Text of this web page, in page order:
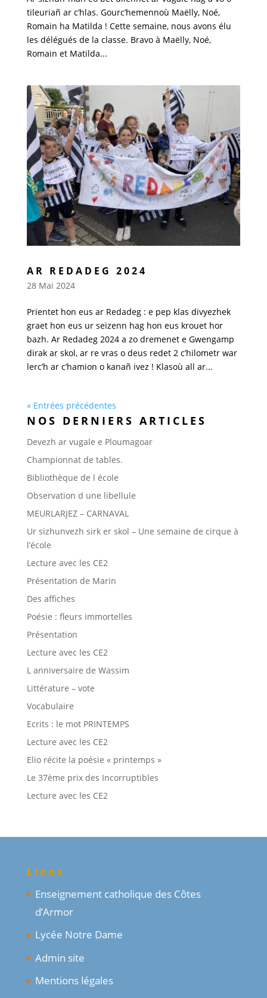
tileuriañ ar c’hlas. Gourc’hemennoù Maëlly, Noé,
Romain ha Matilda ! Cette semaine, nous avons élu
les délégués de la classe. Bravo à Maëlly, Noé,
Romain et Matilda...
AR REDADEG 2024
28 Mai 2024
Prientet hon eus ar Redadeg : e pep klas divyezhek
graet hon eus ur seizenn hag hon eus krouet hor
bazh. Ar Redadeg 2024 a zo dremenet e Gwengamp
dirak ar skol, ar re vras o deus redet 2 c’hilometr war
lerc’h ar c’hamion o kanañ ivez ! Klasoù all ar...
« Entrées précédentes
NOS DERNIERS ARTICLES
Devezh ar vugale e Ploumagoar
Championnat de tables.
Bibliothèque de l école
Observation d une libellule
MEURLARJEZ – CARNAVAL
Ur sizhunvezh sirk er skol – Une semaine de cirque à
l’école
Lecture avec les CE2
Présentation de Marin
Des affiches
Poésie : fleurs immortelles
Présentation
Lecture avec les CE2
L anniversaire de Wassim
Littérature – vote
Vocabulaire
Ecrits : le mot PRINTEMPS
Lecture avec les CE2
Elio récite la poésie « printemps »
Le 37ème prix des Incorruptibles
Lecture avec les CE2
Liens
Enseignement catholique des Côtes
d’Armor
Lycée Notre Dame
Admin site
Mentions légales